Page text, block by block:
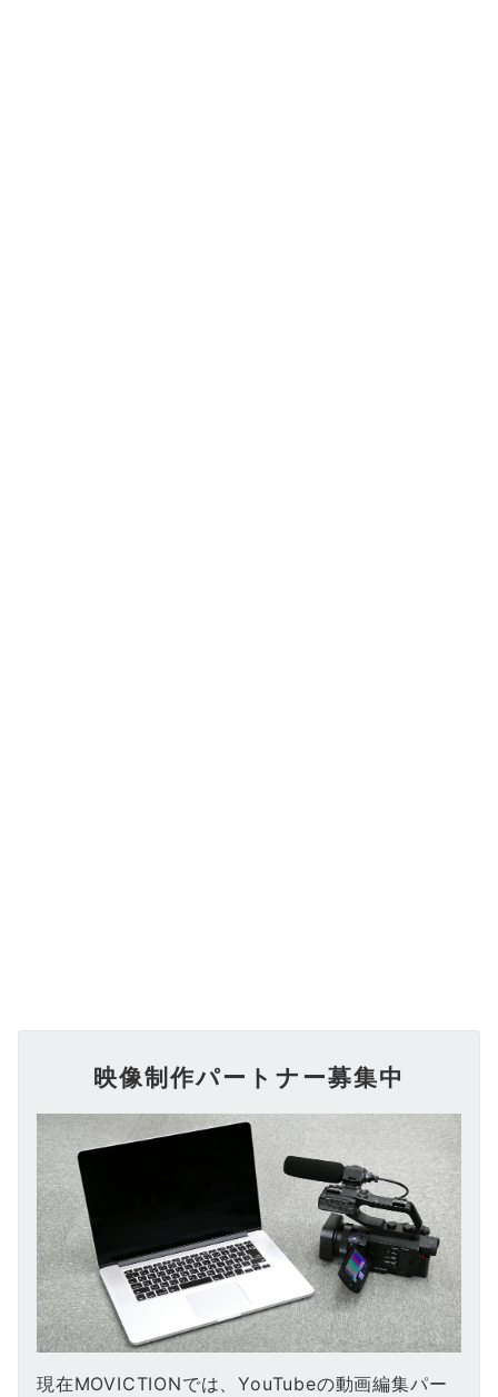
映像制作パートナー募集中
現在MOVICTIONでは、YouTubeの動画編集パー